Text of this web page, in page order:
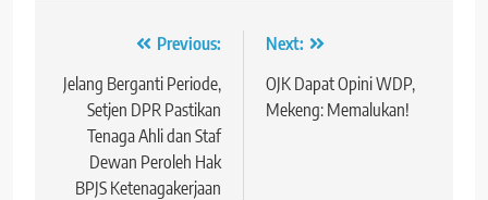
Navigasi
pos
Previous:
Jelang Berganti Periode,
Setjen DPR Pastikan
Tenaga Ahli dan Staf
Dewan Peroleh Hak
BPJS Ketenagakerjaan
Next:
OJK Dapat Opini WDP,
Mekeng: Memalukan!